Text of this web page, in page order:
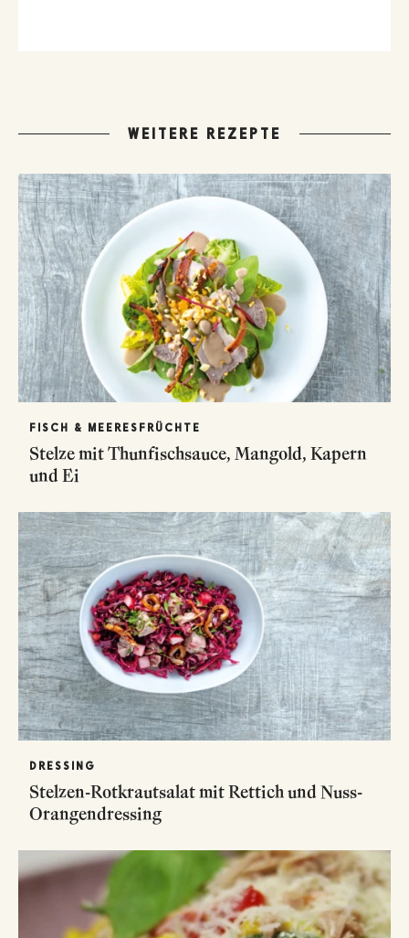
WEITERE REZEPTE
FISCH & MEERESFRÜCHTE
Stelze mit Thunfischsauce, Mangold, Kapern
und Ei
DRESSING
Stelzen-Rotkrautsalat mit Rettich und Nuss-
Orangendressing